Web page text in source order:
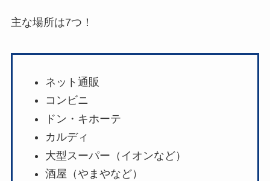
主な場所は7つ！
ネット通販
コンビニ
ドン・キホーテ
カルディ
大型スーパー（イオンなど）
酒屋（やまやなど）